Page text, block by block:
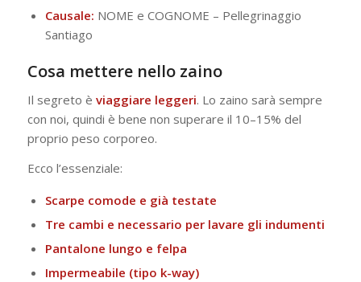
Causale: NOME e COGNOME – Pellegrinaggio
Santiago
Cosa mettere nello zaino
Il segreto è viaggiare leggeri. Lo zaino sarà sempre
con noi, quindi è bene non superare il 10–15% del
proprio peso corporeo.
Ecco l’essenziale:
Scarpe comode e già testate
Tre cambi e necessario per lavare gli indumenti
Pantalone lungo e felpa
Impermeabile (tipo k-way)